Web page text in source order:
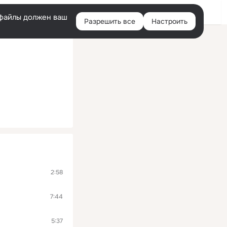
Войти
должен ваш Разрешить все Настроить
2:58
7:44
5:37